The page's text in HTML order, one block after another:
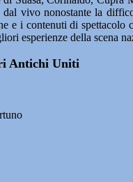
vivo nonostante la
e i contenuti di
esperienze della scena
Antichi Uniti